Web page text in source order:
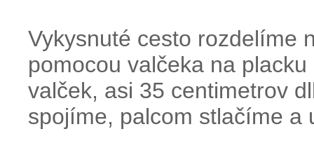
Vykysnuté cesto rozdelíme
pomocou valčeka na
valček, asi 35 centimetrov
spojíme, palcom stlačíme a